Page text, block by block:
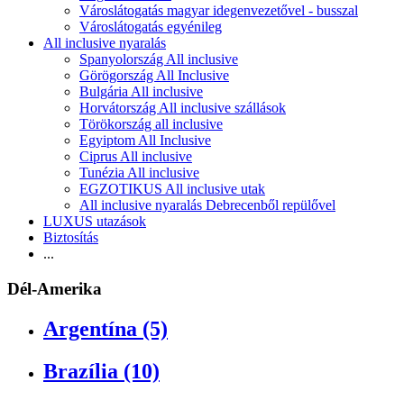
Városlátogatás magyar idegenvezetővel - busszal
Városlátogatás egyénileg
All inclusive nyaralás
Spanyolország All inclusive
Görögország All Inclusive
Bulgária All inclusive
Horvátország All inclusive szállások
Törökország all inclusive
Egyiptom All Inclusive
Ciprus All inclusive
Tunézia All inclusive
EGZOTIKUS All inclusive utak
All inclusive nyaralás Debrecenből repülővel
LUXUS utazások
Biztosítás
...
Dél-Amerika
Argentína (5)
Brazília (10)